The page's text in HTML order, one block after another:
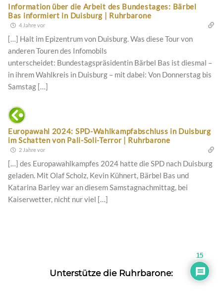
Information über die Arbeit des Bundestages: Bärbel
Bas informiert in Duisburg | Ruhrbarone
4 Jahre vor
[…] Halt im Epizentrum von Duisburg. Was diese Tour von
anderen Touren des Infomobils
unterscheidet: Bundestagspräsidentin Bärbel Bas ist diesmal –
in ihrem Wahlkreis in Duisburg – mit dabei: Von Donnerstag bis
Samstag […]
Europawahl 2024: SPD-Wahlkampfabschluss in Duisburg
im Schatten von Pali-Soli-Terror | Ruhrbarone
2 Jahre vor
[…] des Europawahlkampfes 2024 hatte die SPD nach Duisburg
geladen. Mit Olaf Scholz, Kevin Kühnert, Bärbel Bas und
Katarina Barley war an diesem Samstagnachmittag, bei
Kaiserwetter, nicht nur viel […]
Unterstütze die Ruhrbarone:
15